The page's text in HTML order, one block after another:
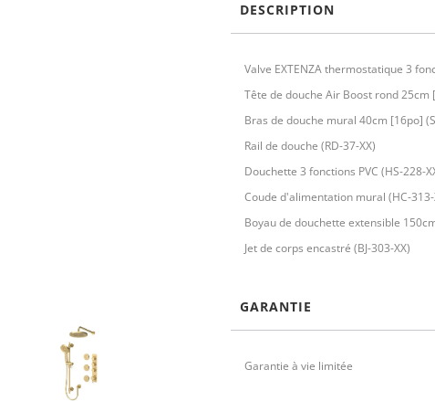
DESCRIPTION
Valve EXTENZA thermostatique 3
Tête de douche Air Boost rond 25cm
Bras de douche mural 40cm [16po]
Rail de douche (RD-37-XX)
Douchette 3 fonctions PVC (HS-228-
Coude d'alimentation mural (HC-313-
Boyau de douchette extensible
Jet de corps encastré (BJ-303-XX)
GARANTIE
Garantie à vie limitée